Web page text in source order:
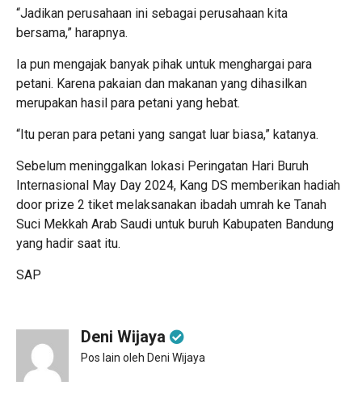
“Jadikan perusahaan ini sebagai perusahaan kita
bersama,” harapnya.
Ia pun mengajak banyak pihak untuk menghargai para
petani. Karena pakaian dan makanan yang dihasilkan
merupakan hasil para petani yang hebat.
“Itu peran para petani yang sangat luar biasa,” katanya.
Sebelum meninggalkan lokasi Peringatan Hari Buruh
Internasional May Day 2024, Kang DS memberikan hadiah
door prize 2 tiket melaksanakan ibadah umrah ke Tanah
Suci Mekkah Arab Saudi untuk buruh Kabupaten Bandung
yang hadir saat itu.
SAP
Deni Wijaya
Pos lain oleh Deni Wijaya